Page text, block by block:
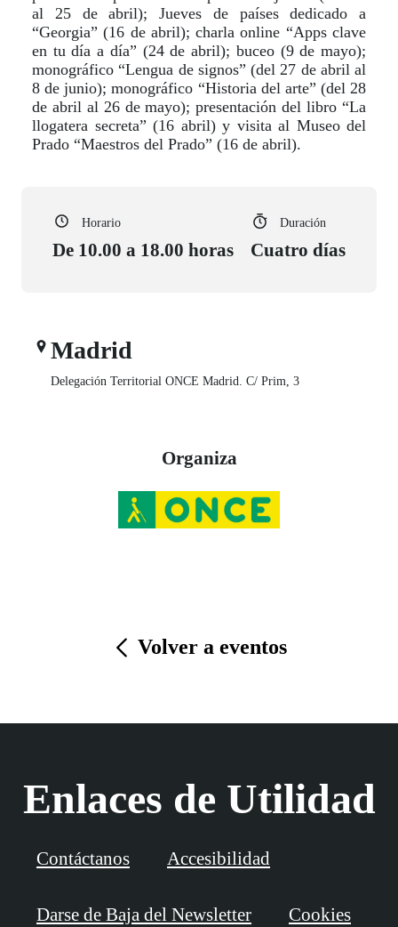
al 25 de abril); Jueves de países dedicado a
“Georgia” (16 de abril); charla online “Apps clave
en tu día a día” (24 de abril); buceo (9 de mayo);
monográfico “Lengua de signos” (del 27 de abril al
8 de junio); monográfico “Historia del arte” (del 28
de abril al 26 de mayo); presentación del libro “La
llogatera secreta” (16 abril) y visita al Museo del
Prado “Maestros del Prado” (16 de abril).
Horario
De 10.00 a 18.00 horas
Duración
Cuatro días
Madrid
Delegación Territorial ONCE Madrid. C/ Prim, 3
Organiza
Volver a eventos
Enlaces de Utilidad
Contáctanos Accesibilidad
Darse de Baja del Newsletter Cookies